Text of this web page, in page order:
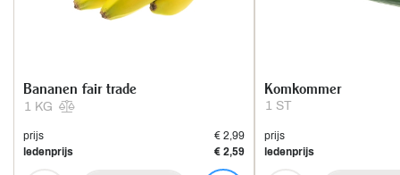
1 KG
Bananen fair trade
prijs
€ 2,99
ledenprijs
€ 2,59
1 ST
Komkommer
prijs
ledenprijs